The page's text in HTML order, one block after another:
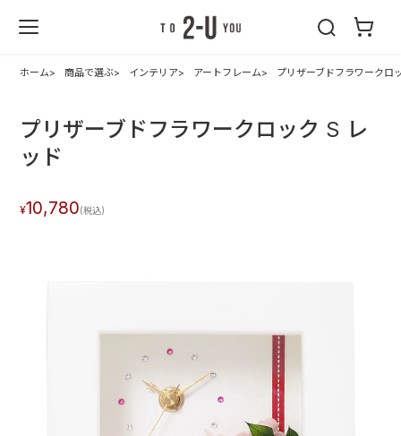
ホーム 商品で選ぶ インテリア アートフレーム プリザーブドフラワークロ
プリザーブドフラワークロック S レ
ッド
10,780